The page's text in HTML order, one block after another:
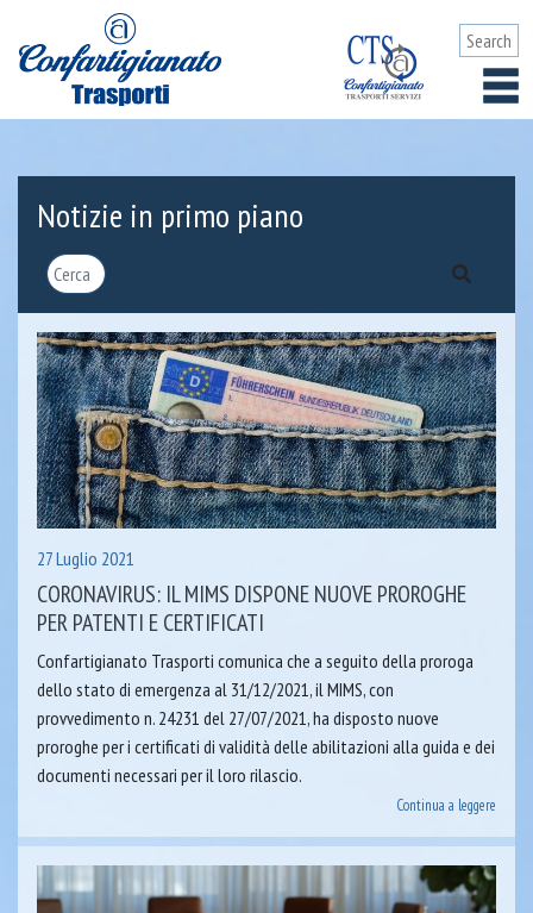
Notizie in primo piano
27 Luglio 2021
CORONAVIRUS: IL MIMS DISPONE NUOVE PROROGHE
PER PATENTI E CERTIFICATI
Confartigianato Trasporti comunica che a seguito della proroga
dello stato di emergenza al 31/12/2021, il MIMS, con
provvedimento n. 24231 del 27/07/2021, ha disposto nuove
proroghe per i certificati di validità delle abilitazioni alla guida e dei
documenti necessari per il loro rilascio.
Continua a leggere